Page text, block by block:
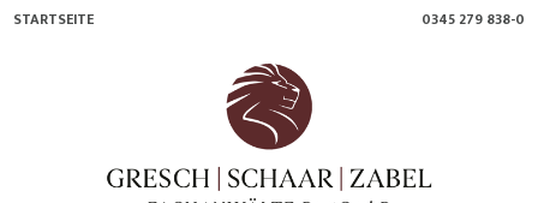
STARTSEITE 0345 279 838-0